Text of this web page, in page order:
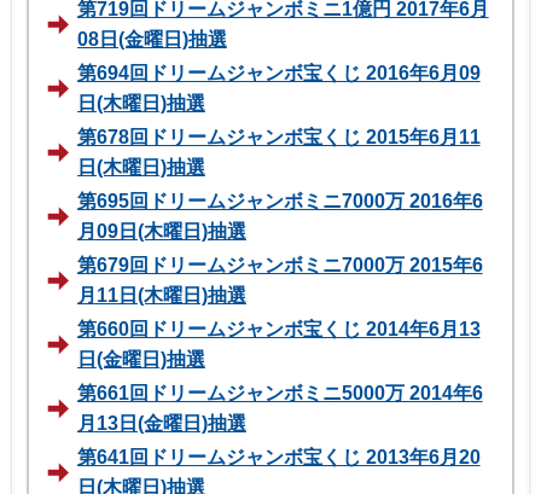
第719回ドリームジャンボミニ1億円 2017年6月
08日(金曜日)抽選
第694回ドリームジャンボ宝くじ 2016年6月09
日(木曜日)抽選
第678回ドリームジャンボ宝くじ 2015年6月11
日(木曜日)抽選
第695回ドリームジャンボミニ7000万 2016年6
月09日(木曜日)抽選
第679回ドリームジャンボミニ7000万 2015年6
月11日(木曜日)抽選
第660回ドリームジャンボ宝くじ 2014年6月13
日(金曜日)抽選
第661回ドリームジャンボミニ5000万 2014年6
月13日(金曜日)抽選
第641回ドリームジャンボ宝くじ 2013年6月20
日(木曜日)抽選